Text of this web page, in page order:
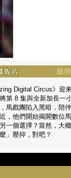
Digital Circus》迎
第 8 集與全新加長一
馬戲團陷入黑暗，陪
，他們開始揭開數位
個選擇？當然，大
」壓抑，對吧？